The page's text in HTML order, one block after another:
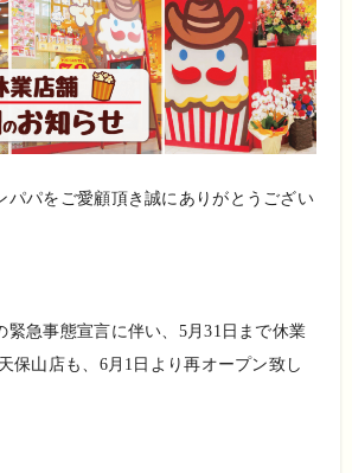
パパをご愛顧頂き誠にありがとうござい
緊急事態宣言に伴い、5月31日まで休業
保山店も、6月1日より再オープン致し